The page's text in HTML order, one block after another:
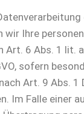
wir Ihre
Art. 6 Abs. 1 lit. a
sofern
Art. 9 Abs. 1
Im Falle einer